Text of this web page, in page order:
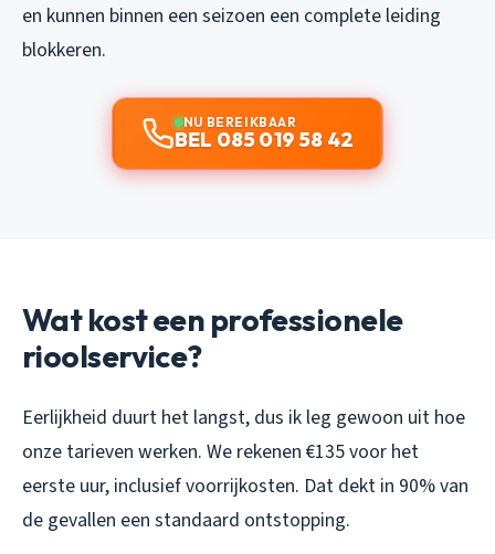
en kunnen binnen een seizoen een complete leiding
blokkeren.
NU BEREIKBAAR
BEL 085 019 58 42
Wat kost een professionele
rioolservice?
Eerlijkheid duurt het langst, dus ik leg gewoon uit hoe
onze tarieven werken. We rekenen €135 voor het
eerste uur, inclusief voorrijkosten. Dat dekt in 90% van
de gevallen een standaard ontstopping.